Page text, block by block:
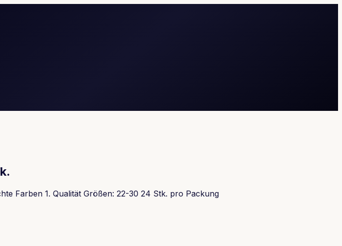
Farben 1. Qualität Größen: 22-30 24 Stk. pro Packung